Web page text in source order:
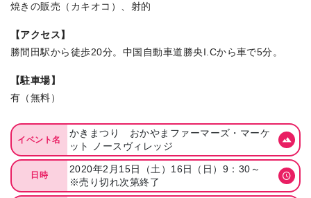
焼きの販売（カキオコ）、射的
【アクセス】
勝間田駅から徒歩20分。中国自動車道勝央I.Cから車で5分。
【駐車場】
有（無料）
イベント名
かきまつり おかやまファーマーズ・マーケ
ット ノースヴィレッジ
日時
2020年2月15日（土）16日（日）9：30～
※売り切れ次第終了